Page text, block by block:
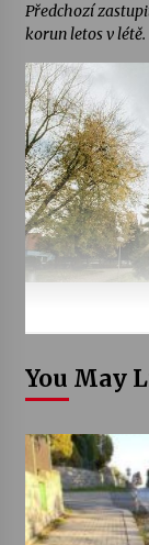
Předchozí
korun letos v létě.
You May